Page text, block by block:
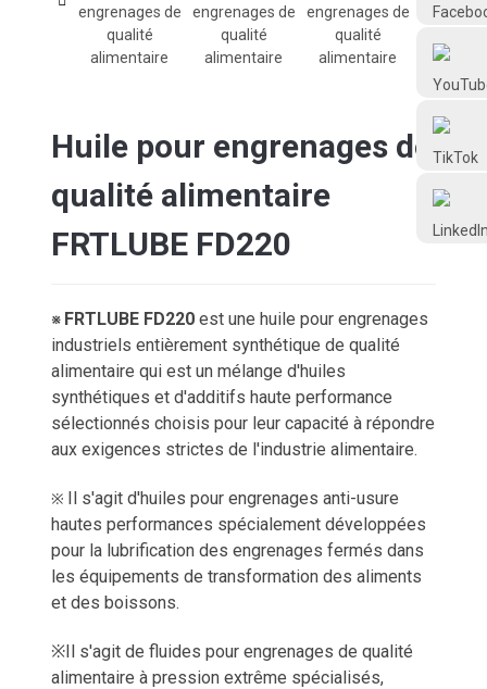
FRTLUBE
@FRTLUBE8
Huile pour engrenages de
qualité alimentaire
FRTLUBE FD220
※ FRTLUBE FD220est une huile pour engrenages
industriels entièrement synthétique de qualité
alimentaire qui est un mélange d'huiles
synthétiques et d'additifs haute performance
sélectionnés choisis pour leur capacité à répondre
aux exigences strictes de l'industrie alimentaire.
※ Il s'agit d'huiles pour engrenages anti-usure
hautes performances spécialement développées
pour la lubrification des engrenages fermés dans
les équipements de transformation des aliments
et des boissons.
※Il s'agit de fluides pour engrenages de qualité
alimentaire à pression extrême spécialisés,